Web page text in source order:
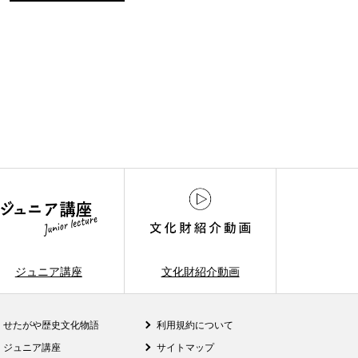
ジュニア講座 文化財紹介動画
せたがや歴史文化物語
ジュニア講座
利用規約について
サイトマップ